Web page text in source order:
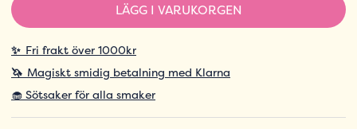
LÄGG I VARUKORGEN
✨ Fri frakt över 1000kr
🦄 Magiskt smidig betalning med Klarna
🧁 Sötsaker för alla smaker